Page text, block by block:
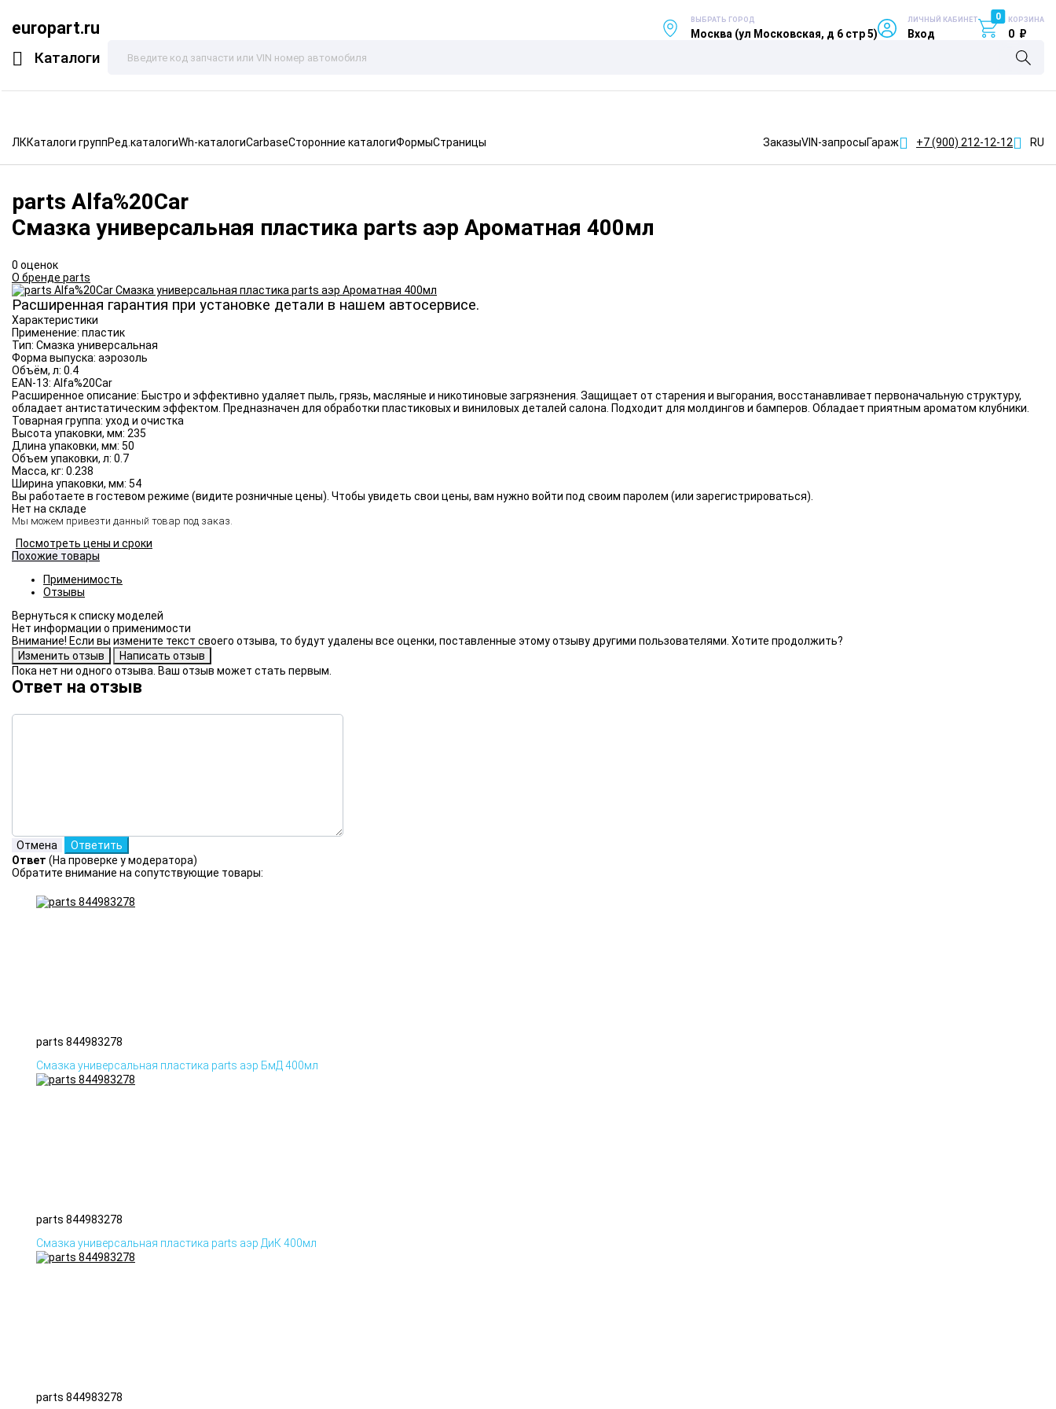
europart.ru
Каталоги
ВЫБРАТЬ ГОРОД
Москва (ул Московская, д 6 стр 5)
ЛИЧНЫЙ КАБИНЕТ
Вход
0 КОРЗИНА
0 ₽
ЛККаталоги группРед.каталогиWh-каталогиCarbaseСторонние каталогиФормыСтраницы ЗаказыVIN-запросыГараж +7 (900) 212-12-12 RU
parts Alfa%20Car
Смазка универсальная пластика parts аэр Ароматная 400мл
0 оценок
О бренде parts
Расширенная гарантия при установке детали в нашем автосервисе.
Характеристики
Применение: пластик
Тип: Смазка универсальная
Форма выпуска: аэрозоль
Объём, л: 0.4
EAN-13: Alfa%20Car
Расширенное описание: Быстро и эффективно удаляет пыль, грязь, масляные и никотиновые загрязнения. Защищает от старения и выгорания, восстанавливает первоначальную структуру,
обладает антистатическим эффектом. Предназначен для обработки пластиковых и виниловых деталей салона. Подходит для молдингов и бамперов. Обладает приятным ароматом клубники.
Товарная группа: уход и очистка
Высота упаковки, мм: 235
Длина упаковки, мм: 50
Объем упаковки, л: 0.7
Масса, кг: 0.238
Ширина упаковки, мм: 54
Вы работаете в гостевом режиме (видите розничные цены). Чтобы увидеть свои цены, вам нужно войти под своим паролем (или зарегистрироваться).
Нет на складе
Мы можем привезти данный товар под заказ.
Посмотреть цены и сроки
Похожие товары
Применимость
Отзывы
Нет информации о применимости
Внимание! Если вы измените текст своего отзыва, то будут удалены все оценки, поставленные этому отзыву другими пользователями. Хотите продолжить?
Пока нет ни одного отзыва. Ваш отзыв может стать первым.
Ответ на отзыв
Ответ (На проверке у модератора)
Обратите внимание на сопутствующие товары:
parts 844983278
Смазка универсальная пластика parts аэр БмД 400мл
parts 844983278
Смазка универсальная пластика parts аэр ДиК 400мл
parts 844983278